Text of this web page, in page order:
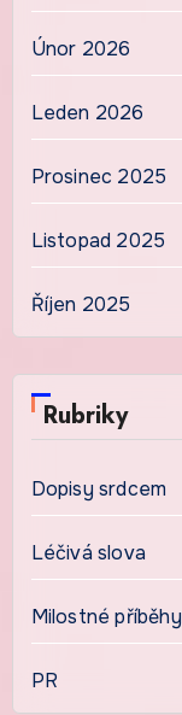
Únor 2026
Leden 2026
Prosinec 2025
Listopad 2025
Říjen 2025
Rubriky
Dopisy srdcem
Léčivá slova
Milostné příběhy
PR